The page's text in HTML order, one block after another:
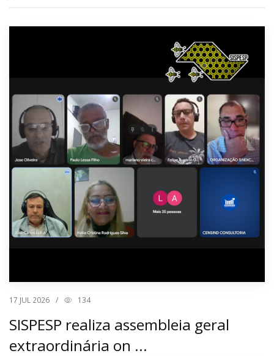
17 JUL 2026 / 134
SISPESP realiza assembleia geral
extraordinária on ...